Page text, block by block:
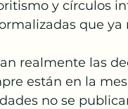
que ya
realmente las
están en la
no se